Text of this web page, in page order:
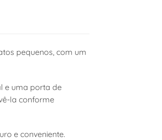
pequenos, com um
e uma porta de
la conforme
e conveniente.